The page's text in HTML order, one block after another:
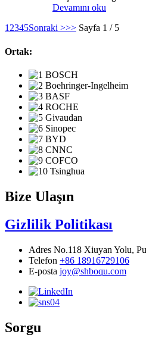
Devamını oku
12345Sonraki >>> Sayfa 1 / 5
Ortak:
Bize Ulaşın
Gizlilik Politikası
Adres No.118 Xiuyan Yolu,
Telefon +86 18916729106
E-posta joy@shboqu.com
Sorgu